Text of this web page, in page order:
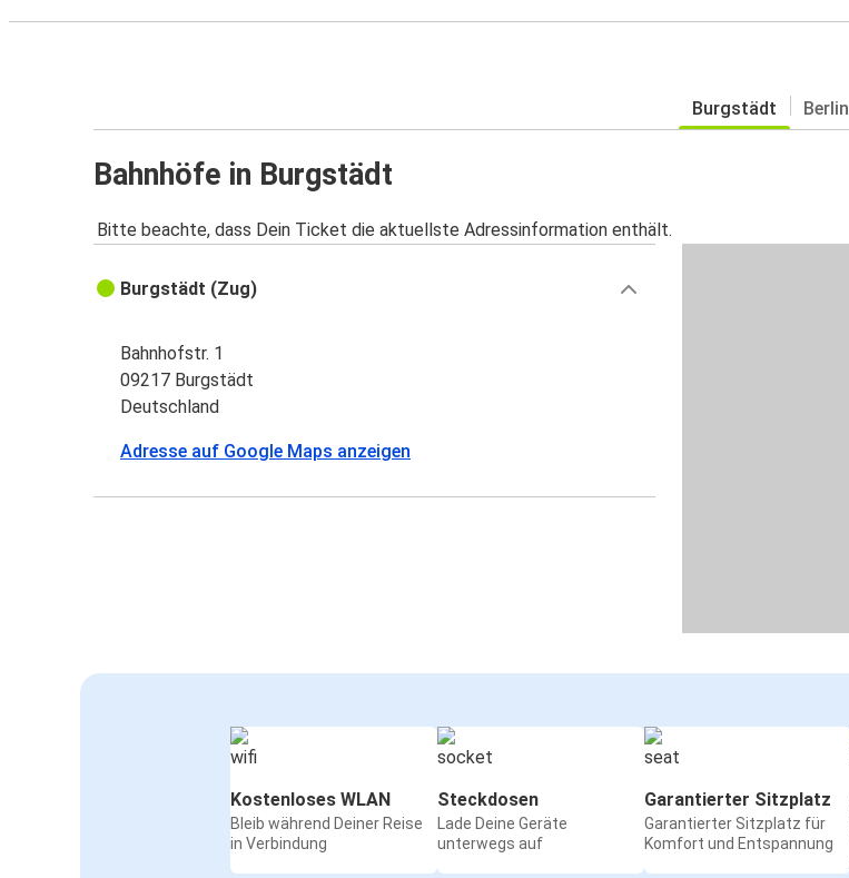
Burgstädt Berlin
Bahnhöfe in Burgstädt
Bitte beachte, dass Dein Ticket die aktuellste Adressinformation enthält.
Burgstädt (Zug)
Bahnhofstr. 1
09217 Burgstädt
Deutschland
Adresse auf Google Maps anzeigen
Kostenloses WLAN
Bleib während Deiner Reise
in Verbindung
Steckdosen
Lade Deine Geräte
unterwegs auf
Garantierter Sitzplatz
Garantierter Sitzplatz für
Komfort und Entspannung